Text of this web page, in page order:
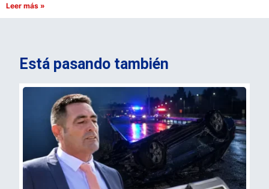
Leer más »
Está pasando también